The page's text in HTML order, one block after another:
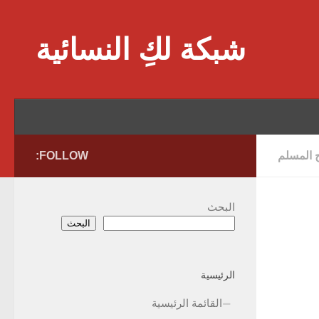
شبكة لكِ النسائية
المسلم FOLLOW:
البحث
البحث
الرئيسية
القائمة الرئيسية